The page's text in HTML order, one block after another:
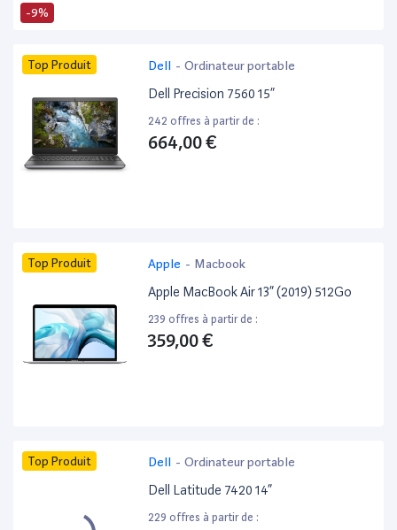
-9%
Top Produit Dell - Ordinateur portable
Dell Precision 7560 15”
242 offres à partir de :
664,00 €
Top Produit Apple - Macbook
Apple MacBook Air 13” (2019) 512Go
239 offres à partir de :
359,00 €
Top Produit Dell - Ordinateur portable
Dell Latitude 7420 14”
229 offres à partir de :